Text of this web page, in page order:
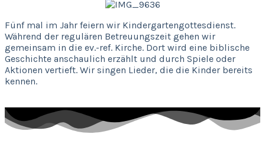
Fünf mal im Jahr feiern wir Kindergartengottesdienst.
Während der regulären Betreuungszeit gehen wir
gemeinsam in die ev.-ref. Kirche. Dort wird eine biblische
Geschichte anschaulich erzählt und durch Spiele oder
Aktionen vertieft. Wir singen Lieder, die die Kinder bereits
kennen.